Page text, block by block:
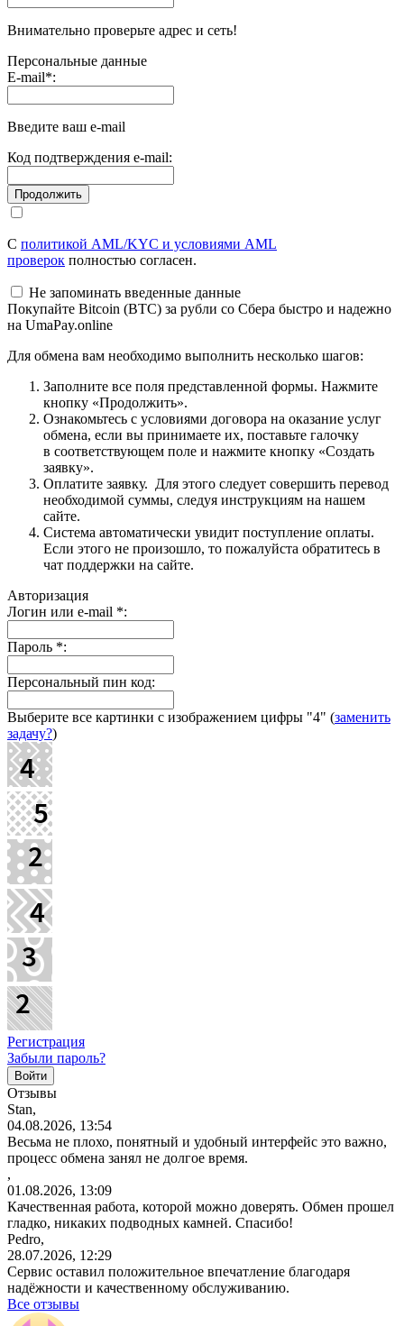
Внимательно проверьте адрес и сеть!
Персональные данные
E-mail*:
Введите ваш e-mail
Код подтверждения e-mail:
С политикой AML/KYC и условиями AML
проверок полностью согласен.
Не запоминать введенные данные
Покупайте Bitcoin (BTC) за рубли со Сбера быстро и надежно
на UmaPay.online
Для обмена вам необходимо выполнить несколько шагов:
Заполните все поля представленной формы. Нажмите
кнопку «Продолжить».
Ознакомьтесь с условиями договора на оказание услуг
обмена, если вы принимаете их, поставьте галочку
в соответствующем поле и нажмите кнопку «Создать
заявку».
Оплатите заявку. Для этого следует совершить перевод
необходимой суммы, следуя инструкциям на нашем
сайте.
Система автоматически увидит поступление оплаты.
Если этого не произошло, то пожалуйста обратитесь в
чат поддержки на сайте.
Авторизация
Логин или e-mail *:
Пароль *:
Персональный пин код:
Выберите все картинки с изображением цифры "4" (заменить
задачу?)
Регистрация
Забыли пароль?
Отзывы
Stan,
04.08.2026, 13:54
Весьма не плохо, понятный и удобный интерфейс это важно,
процесс обмена занял не долгое время.
,
01.08.2026, 13:09
Качественная работа, которой можно доверять. Обмен прошел
гладко, никаких подводных камней. Спасибо!
Pedro,
28.07.2026, 12:29
Сервис оставил положительное впечатление благодаря
надёжности и качественному обслуживанию.
Все отзывы